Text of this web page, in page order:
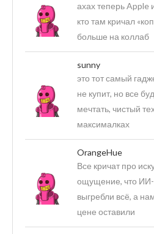
ахах теперь Apple
кто там кричал
больше на коллаб
sunny
это тот самый
не купит, но все
мечтать, чистый
максималках
OrangeHue
Все кричат про
ощущение, что
выгребли всё, а
цене оставили